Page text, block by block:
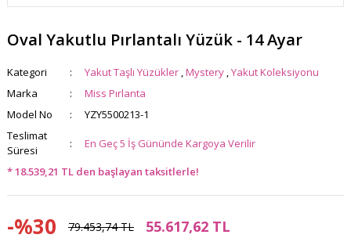
Oval Yakutlu Pırlantalı Yüzük - 14 Ayar
Kategori Yakut Taşlı Yüzükler ,Mystery ,Yakut Koleksiyonu
Marka
Miss Pırlanta
Model No
YZY5500213-1
Teslimat
Süresi
En Geç 5 İş Gününde Kargoya Verilir
* 18.539,21 TL den başlayan taksitlerle!
-%30 79.453,74 TL 55.617,62 TL